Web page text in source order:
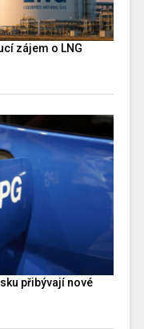
zájem o LNG
přibývají nové